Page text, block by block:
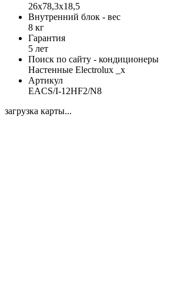
26х78,3х18,5
Внутренний блок - вес
8 кг
Гарантия
5 лет
Поиск по сайту - кондиционеры
Настенные Electrolux _x
Артикул
EACS/I-12HF2/N8
загрузка карты...